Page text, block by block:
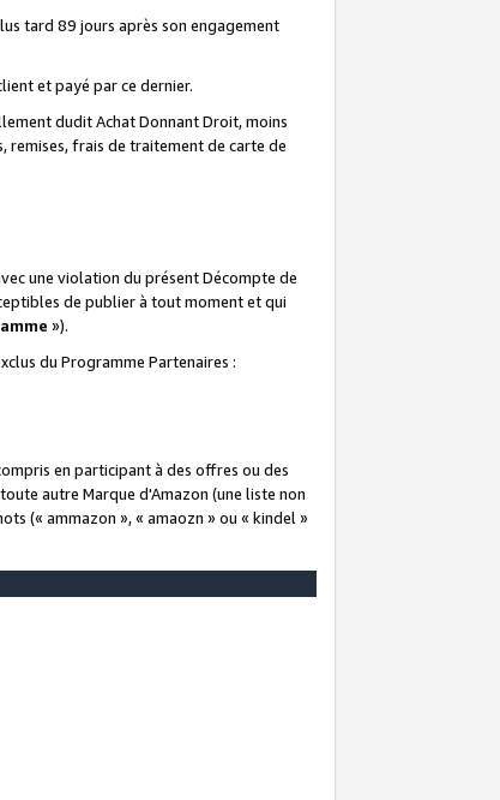
tard 89 jours après son engagement
et payé par ce dernier.
dudit Achat Donnant Droit, moins
remises, frais de traitement de carte de
une violation du présent Décompte de
de publier à tout moment et qui
»).
du Programme Partenaires :
en participant à des offres ou des
autre Marque d'Amazon (une liste non
(« ammazon », « amaozn » ou « kindel »